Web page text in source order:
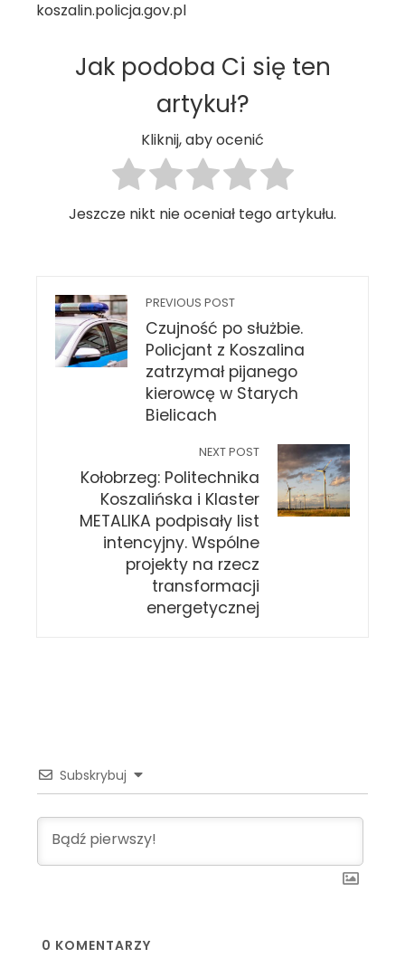
koszalin.policja.gov.pl
Jak podoba Ci się ten
artykuł?
Kliknij, aby ocenić
Jeszcze nikt nie oceniał tego artykułu.
PREVIOUS POST
Czujność po służbie.
Policjant z Koszalina
zatrzymał pijanego
kierowcę w Starych
Bielicach
NEXT POST
Kołobrzeg: Politechnika
Koszalińska i Klaster
METALIKA podpisały list
intencyjny. Wspólne
projekty na rzecz
transformacji
energetycznej
Subskrybuj
0 KOMENTARZY